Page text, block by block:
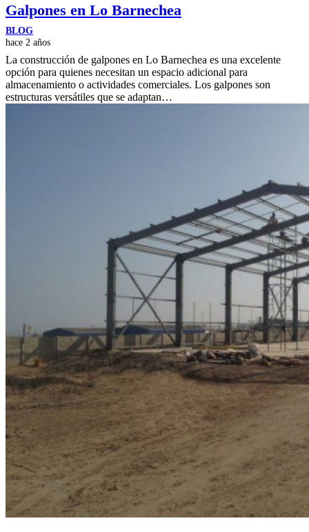
Galpones en Lo Barnechea
BLOG
hace 2 años
La construcción de galpones en Lo Barnechea es una excelente
opción para quienes necesitan un espacio adicional para
almacenamiento o actividades comerciales. Los galpones son
estructuras versátiles que se adaptan…